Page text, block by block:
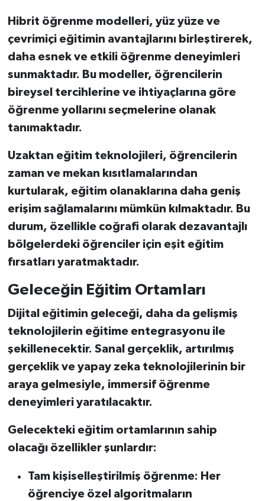
Hibrit öğrenme modelleri, yüz yüze ve
çevrimiçi eğitimin avantajlarını birleştirerek,
daha esnek ve etkili öğrenme deneyimleri
sunmaktadır. Bu modeller, öğrencilerin
bireysel tercihlerine ve ihtiyaçlarına göre
öğrenme yollarını seçmelerine olanak
tanımaktadır.
Uzaktan eğitim teknolojileri, öğrencilerin
zaman ve mekan kısıtlamalarından
kurtularak, eğitim olanaklarına daha geniş
erişim sağlamalarını mümkün kılmaktadır. Bu
durum, özellikle coğrafi olarak dezavantajlı
bölgelerdeki öğrenciler için eşit eğitim
fırsatları yaratmaktadır.
Geleceğin Eğitim Ortamları
Dijital eğitimin geleceği, daha da gelişmiş
teknolojilerin eğitime entegrasyonu ile
şekillenecektir. Sanal gerçeklik, artırılmış
gerçeklik ve yapay zeka teknolojilerinin bir
araya gelmesiyle, immersif öğrenme
deneyimleri yaratılacaktır.
Gelecekteki eğitim ortamlarının sahip
olacağı özellikler şunlardır:
Tam kişiselleştirilmiş öğrenme: Her
öğrenciye özel algoritmaların